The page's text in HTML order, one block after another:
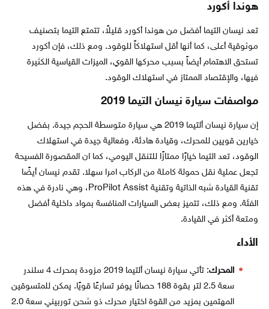
هوندا أكورد
تعد نيسان التيما أفضل من هوندا أكورد قليلاً، تتمتع التيما بتصنيف
موثوقية أعلى، كما أنها أقل استهلاكاً للوقود. ومع ذلك، فإن أكورد
تستحق الاهتمام أيضاً بسبب محركها القوي، الميزات القياسية الكثيرة
فيها، والإقتصاد الممتاز في استهلاك الوقود.
مواصفات سيارة نيسان التيما 2019
إن سيارة نيسان ألتيما 2019 هي سيارة متوسطة الحجم جيدة. بفضل
خيارين قويين للمحرك، وقيادة هادئة، وفعالية جيدة في استهلاك
الوقود، تعد التيما خيارًا ممتازًا للتنقل اليومي، كما ان المقصورة الفسيحة
تجعل عملية نقل حمولة كاملة من الركاب امرا سهلا. تقدم نيسان أيضًا
تقنية القيادة شبه الذاتية وتقنية ProPilot Assist، وهي نادرة في هذه
الفئة. ومع ذلك، تتميز بعض السيارات المنافسة بمواد داخلية أفضل
ومتعة أكثر في القيادة.
الأداء
المحرك
: تأتي سيارة نيسان ألتيما 2019 مزودة بمحرك 4 سلندر
سعة 2.5 لتر بقوة 188 حصانًا يوفر تسارعًا قويًا. يمكن للمتسوقين
المهتمين بمزيد من القوة اختيار محرك ذو شحن توربيني سعة 2.0